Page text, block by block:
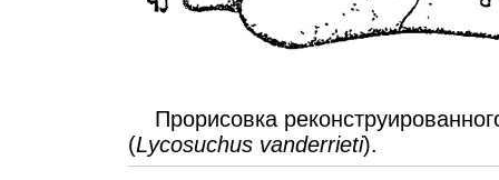
Прорисовка
(Lycosuchus vanderrieti).